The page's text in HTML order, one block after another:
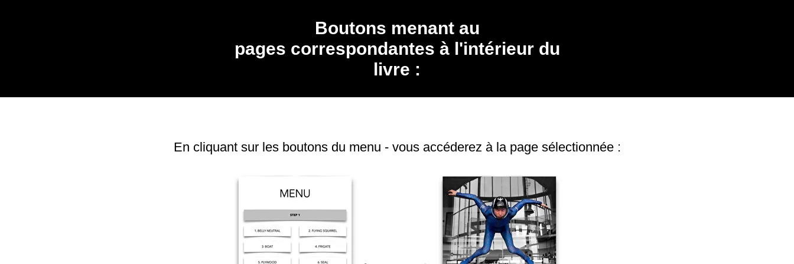
Boutons menant au
pages correspondantes à l'intérieur du
livre :
En cliquant sur les boutons du menu - vous accéderez à la page sélectionnée :